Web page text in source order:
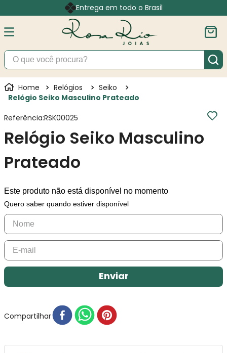
Entrega em todo o Brasil
O que você procura?
Relógios
Seiko
Relógio Seiko Masculino Prateado
Referência:RSK00025
Relógio Seiko Masculino
Prateado
Este produto não está disponível no momento
Quero saber quando estiver disponível
Enviar
Compartilhar